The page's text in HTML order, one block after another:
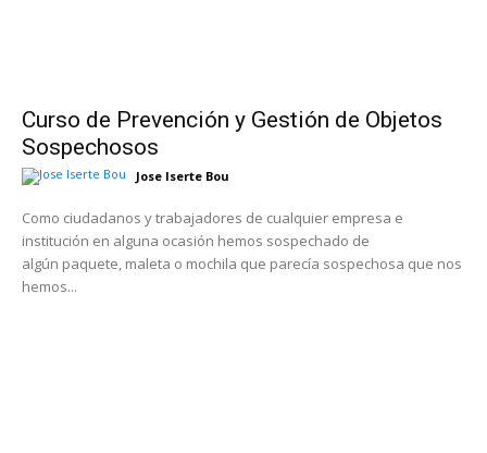
Curso de Prevención y Gestión de Objetos
Sospechosos
Jose Iserte Bou
Como ciudadanos y trabajadores de cualquier empresa e
institución en alguna ocasión hemos sospechado de
algún paquete, maleta o mochila que parecía sospechosa que nos
hemos...